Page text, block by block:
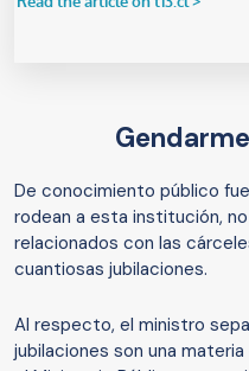
De conocimiento público
rodean a esta institución,
relacionados con las
cuantiosas jubilaciones.
Al respecto, el ministro
jubilaciones son una